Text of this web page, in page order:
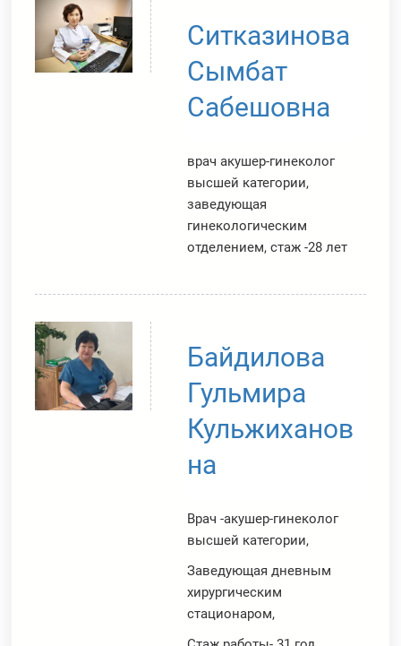
Ситказинова
Сымбат
Сабешовна
врач акушер-гинеколог
высшей категории,
заведующая
гинекологическим
отделением, стаж -28 лет
Байдилова
Гульмира
Кульжиханов
на
Врач -акушер-гинеколог
высшей категории,
Заведующая дневным
хирургическим
стационаром,